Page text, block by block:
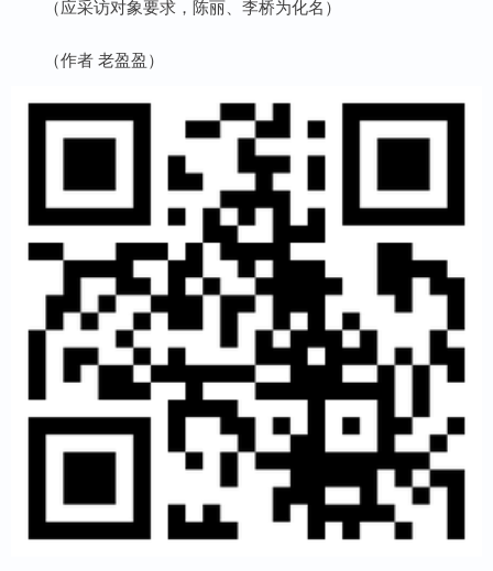
（应采访对象要求，陈丽、李桥为化名）
（作者 老盈盈）